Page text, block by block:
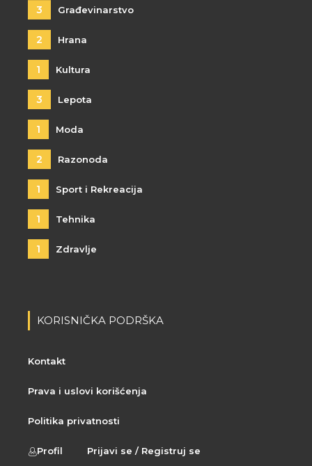
3 Građevinarstvo
2 Hrana
1 Kultura
3 Lepota
1 Moda
2 Razonoda
1 Sport i Rekreacija
1 Tehnika
1 Zdravlje
KORISNIČKA PODRŠKA
Kontakt
Prava i uslovi korišćenja
Politika privatnosti
Profil Prijavi se / Registruj se